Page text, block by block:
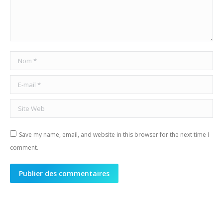
Nom *
E-mail *
Site Web
Save my name, email, and website in this browser for the next time I
comment.
Publier des commentaires